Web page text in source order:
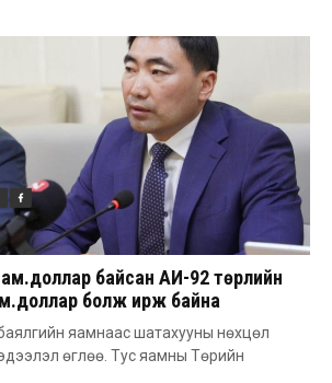
байсан АИ-92 төрлийн
ам.доллар болж ирж байна
яамнаас шатахууны нөхцөл
өглөө. Тус яамны Төрийн